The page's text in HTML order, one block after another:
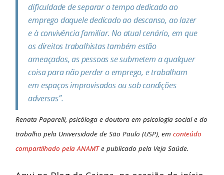
dificuldade de separar o tempo dedicado ao
emprego daquele dedicado ao descanso, ao lazer
e à convivência familiar. No atual cenário, em que
os direitos trabalhistas também estão
ameaçados, as pessoas se submetem a qualquer
coisa para não perder o emprego, e trabalham
em espaços improvisados ou sob condições
adversas”.
Renata Paparelli, psicóloga e doutora em psicologia social e do
trabalho pela Universidade de São Paulo (USP), emconteúdo
compartilhado pela ANAMTe publicado pela Veja Saúde.